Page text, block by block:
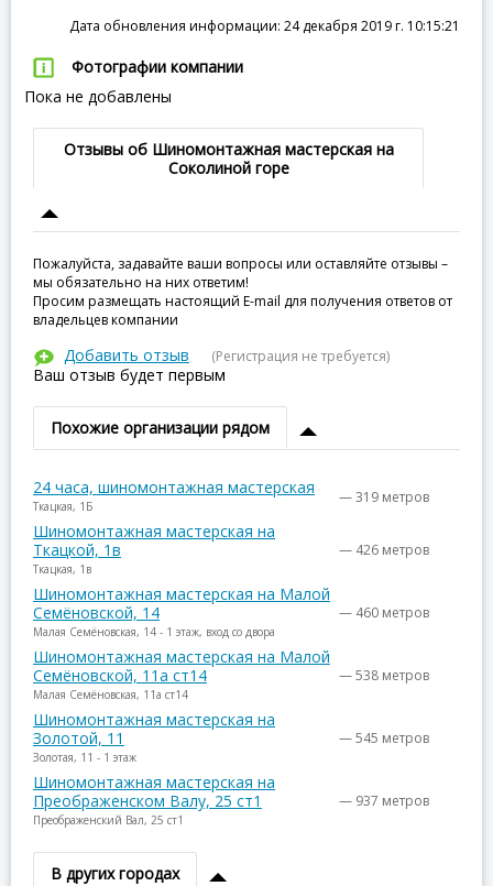
Дата обновления информации: 24 декабря 2019 г. 10:15:21
Фотографии компании
Пока не добавлены
Отзывы об Шиномонтажная мастерская на
Соколиной горе
Пожалуйста, задавайте ваши вопросы или оставляйте отзывы –
мы обязательно на них ответим!
Просим размещать настоящий E-mail для получения ответов от
владельцев компании
Добавить отзыв (Регистрация не требуется)
Ваш отзыв будет первым
Похожие организации рядом
24 часа, шиномонтажная мастерская
Ткацкая, 1Б — 319 метров
Шиномонтажная мастерская на
Ткацкой, 1в
Ткацкая, 1в
— 426 метров
Шиномонтажная мастерская на Малой
Семёновской, 14
Малая Семёновская, 14 - 1 этаж, вход со двора
— 460 метров
Шиномонтажная мастерская на Малой
Семёновской, 11а ст14
Малая Семёновская, 11а ст14
— 538 метров
Шиномонтажная мастерская на
Золотой, 11
Золотая, 11 - 1 этаж
— 545 метров
Шиномонтажная мастерская на
Преображенском Валу, 25 ст1
Преображенский Вал, 25 ст1
— 937 метров
В других городах